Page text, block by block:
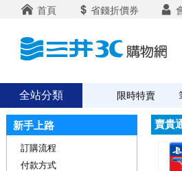
首頁 省錢折價券
全站分類 限時特賣
賣貴
新手上路
訂購流程
付款方式